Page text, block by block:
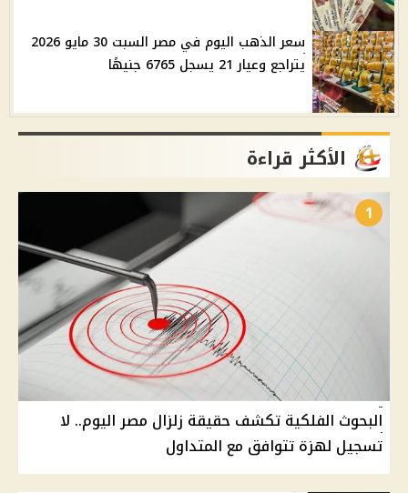
سعر الذهب اليوم في مصر السبت 30 مايو 2026
يتراجع وعيار 21 يسجل 6765 جنيهًا
الأكثر قراءة
1
البحوث الفلكية تكشف حقيقة زلزال مصر اليوم.. لا
تسجيل لهزة تتوافق مع المتداول